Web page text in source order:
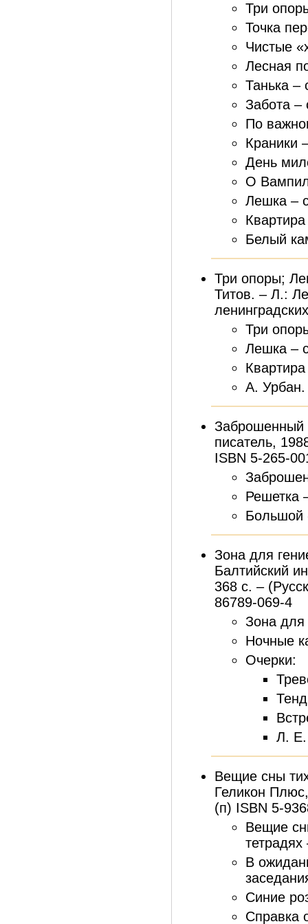
Три
Точка
Чистые
Лесная
Танька –
Забота –
По
Краники
День
О
Лешка –
Белый
Три опоры;
Титов. – Л.:
Три
Лешка –
А. Урбан.
Заброшенный
писатель,
ISBN 5-265-
Решетка
Большой
Зона для
Балтийский
368 с. –
86789-069-4
Зона для
Ночные
Очерки:
Л. Е.
Вещие сны
Геликон
(п) ISBN 5-
Вещие
В
Синие
Справка